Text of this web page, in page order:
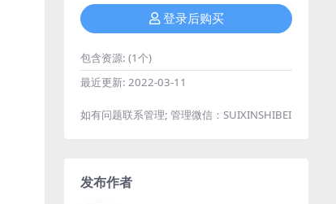
登录后购买
包含资源: (1个)
最近更新: 2022-03-11
如有问题联系管理; 管理微信：SUIXINSHIBEI
发布作者